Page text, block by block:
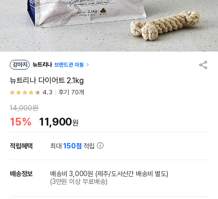
강아지 뉴트리나 브랜드관 이동
뉴트리나 다이어트 2.1kg
4.3 후기 70개
14,000원
15% 11,900원
적립혜택 최대150점 적립
배송정보 배송비 3,000원 (제주/도서산간 배송비 별도)
(3만원 이상 무료배송)